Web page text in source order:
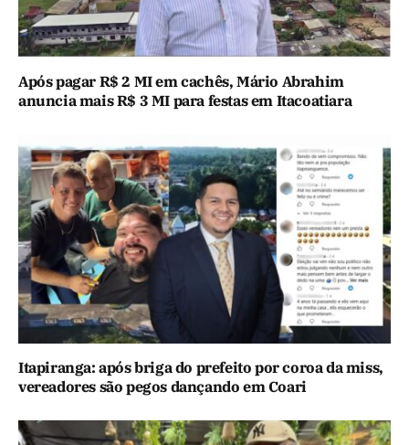
Após pagar R$ 2 MI em cachês, Mário Abrahim
anuncia mais R$ 3 MI para festas em Itacoatiara
Itapiranga: após briga do prefeito por coroa da miss,
vereadores são pegos dançando em Coari